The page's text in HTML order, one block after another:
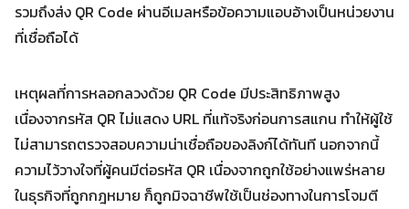
รวมถึงส่ง QR Code ผ่านอีเมลหรือข้อความแอบอ้างเป็นหน่วยงาน
ที่เชื่อถือได้
เหตุผลที่การหลอกลวงด้วย QR Code มีประสิทธิภาพสูง
เนื่องจากรหัส QR ไม่แสดง URL ที่แท้จริงก่อนการสแกน ทำให้ผู้ใช้
ไม่สามารถตรวจสอบความน่าเชื่อถือของลิงก์ได้ทันที นอกจากนี้
ความไว้วางใจที่ผู้คนมีต่อรหัส QR เนื่องจากถูกใช้อย่างแพร่หลาย
ในธุรกิจที่ถูกกฎหมาย ก็ถูกมิจฉาชีพใช้เป็นช่องทางในการโจมตี